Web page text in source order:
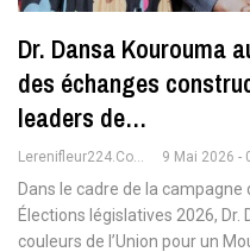
Dr. Dansa Kourouma
des échanges
leaders de…
9 Mai 2026 -
Dans le cadre de la
Élections législatives 2026, Dr.
couleurs de l’Union pour un